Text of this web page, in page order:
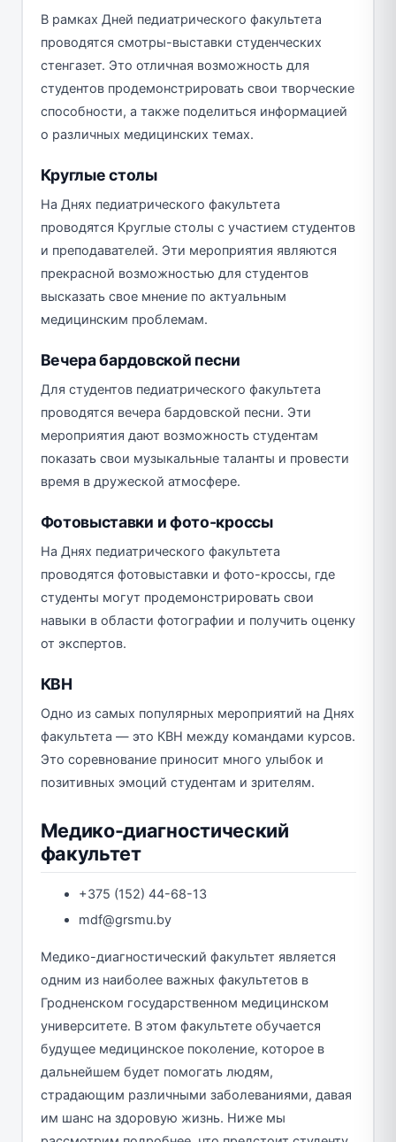
В рамках Дней педиатрического факультета
проводятся смотры-выставки студенческих
стенгазет. Это отличная возможность для
студентов продемонстрировать свои творческие
способности, а также поделиться информацией
о различных медицинских темах.
Круглые столы
На Днях педиатрического факультета
проводятся Круглые столы с участием студентов
и преподавателей. Эти мероприятия являются
прекрасной возможностью для студентов
высказать свое мнение по актуальным
медицинским проблемам.
Вечера бардовской песни
Для студентов педиатрического факультета
проводятся вечера бардовской песни. Эти
мероприятия дают возможность студентам
показать свои музыкальные таланты и провести
время в дружеской атмосфере.
Фотовыставки и фото-кроссы
На Днях педиатрического факультета
проводятся фотовыставки и фото-кроссы, где
студенты могут продемонстрировать свои
навыки в области фотографии и получить оценку
от экспертов.
КВН
Одно из самых популярных мероприятий на Днях
факультета — это КВН между командами курсов.
Это соревнование приносит много улыбок и
позитивных эмоций студентам и зрителям.
Медико-диагностический
факультет
+375 (152) 44-68-13
mdf@grsmu.by
Медико-диагностический факультет является
одним из наиболее важных факультетов в
Гродненском государственном медицинском
университете. В этом факультете обучается
будущее медицинское поколение, которое в
дальнейшем будет помогать людям,
страдающим различными заболеваниями, давая
им шанс на здоровую жизнь. Ниже мы